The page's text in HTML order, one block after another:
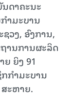
ດາຄະນະ
ຳມະບານ
ວງ, ອົງການ,
ານການຜະລິດ
ຍິງ 91
ກໍາມະບານ
ະຫາຍ.